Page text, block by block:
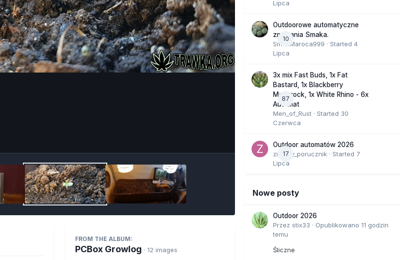
FROM THE ALBUM:
PCBox Growlog · 12 images
Lipca
10
Outdoorowe automatyczne
zmagania Smaka.
SmakMaroca999 · Started 4
Lipca
87
3x mix Fast Buds, 1x Fat
Bastard, 1x Blackberry
Moonrock, 1x White Rhino - 6x
Automat
Men_of_Rust · Started 30
Czerwca
17
Outdoor automatów 2026
zielony_porucznik · Started 7
Lipca
Nowe posty
Outdoor 2026
Przez stix33 · Opublikowano 11 godzin
temu
Śliczne